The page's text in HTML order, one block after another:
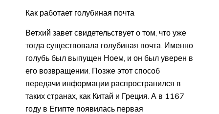
Как работает голубиная почта
Ветхий завет свидетельствует о том, что уже
тогда существовала голубиная почта. Именно
голубь был выпущен Ноем, и он был уверен в
его возвращении. Позже этот способ
передачи информации распространился в
таких странах, как Китай и Греция. А в 1167
году в Египте появилась первая